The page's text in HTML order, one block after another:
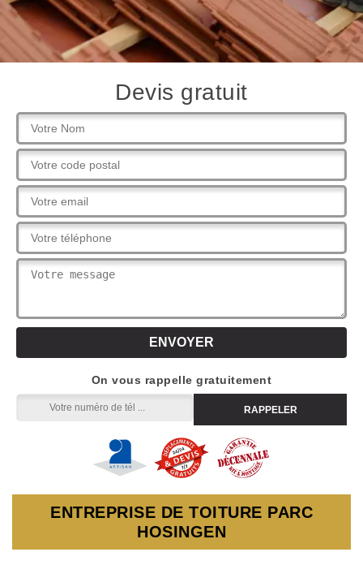
Devis gratuit
On vous rappelle gratuitement
ENTREPRISE DE TOITURE PARC
HOSINGEN